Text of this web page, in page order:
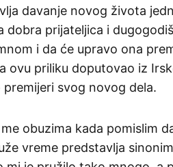
davanje novog života
dobra prijateljica i
i da će upravo ona
ovu priliku doputovao iz
svog novog dela.
obuzima kada pomislim
vreme predstavlja